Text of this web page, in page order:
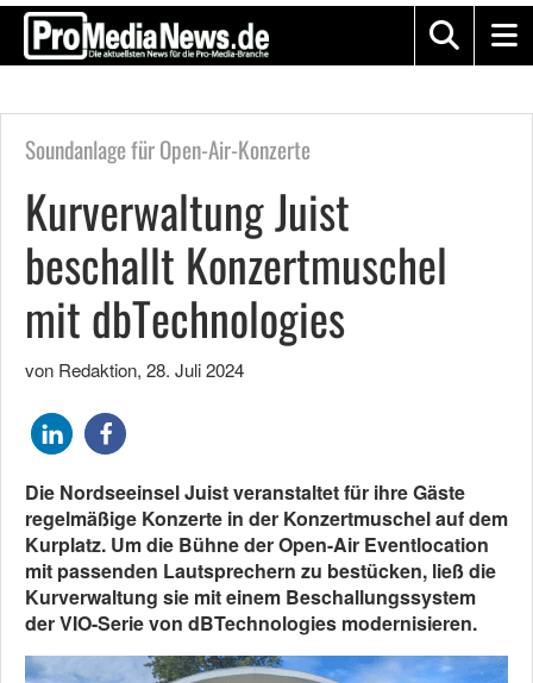
Soundanlage für Open-Air-Konzerte
Kurverwaltung Juist
beschallt Konzertmuschel
mit dbTechnologies
von Redaktion, 28. Juli 2024
Die Nordseeinsel Juist veranstaltet für ihre Gäste
regelmäßige Konzerte in der Konzertmuschel auf dem
Kurplatz. Um die Bühne der Open-Air Eventlocation
mit passenden Lautsprechern zu bestücken, ließ die
Kurverwaltung sie mit einem Beschallungssystem
der VIO-Serie von dBTechnologies modernisieren.